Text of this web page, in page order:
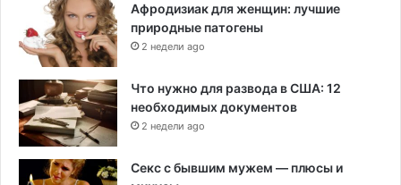
Афродизиак для женщин: лучшие
природные патогены
2 недели ago
Что нужно для развода в США: 12
необходимых документов
2 недели ago
Секс с бывшим мужем — плюсы и